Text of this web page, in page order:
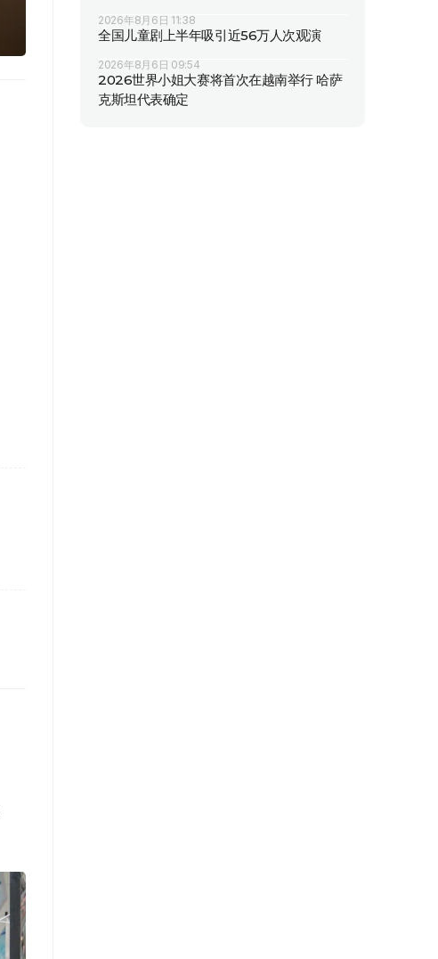
2026年8月6日 11:38
全国儿童剧上半年吸引近56万人次观演
2026年8月6日 09:54
2026世界小姐大赛将首次在越南举行 哈萨
克斯坦代表确定